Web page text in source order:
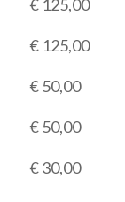
€ 125,00
€ 125,00
€ 50,00
€ 50,00
€ 30,00